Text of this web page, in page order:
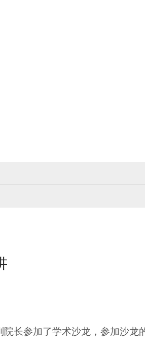
长参加了学术沙龙，参加沙龙